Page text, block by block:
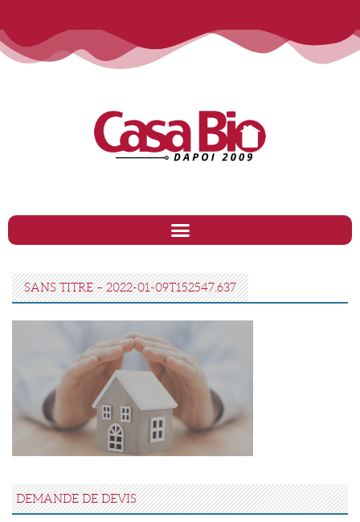
SANS TITRE – 2022-01-09T152547.637
DEMANDE DE DEVIS